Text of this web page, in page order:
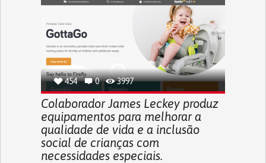
454 0 3997
Colaborador James Leckey produz
equipamentos para melhorar a
qualidade de vida e a inclusão
social de crianças com
necessidades especiais.